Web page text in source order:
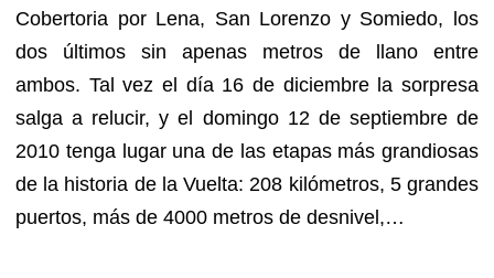
Cobertoria por Lena, San Lorenzo y Somiedo, los
dos últimos sin apenas metros de llano entre
ambos. Tal vez el día 16 de diciembre la sorpresa
salga a relucir, y el domingo 12 de septiembre de
2010 tenga lugar una de las etapas más grandiosas
de la historia de la Vuelta: 208 kilómetros, 5 grandes
puertos, más de 4000 metros de desnivel,…